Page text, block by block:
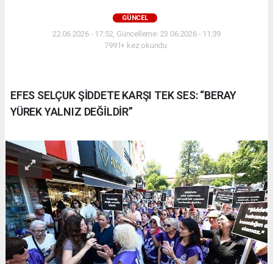
GÜNCEL
22.06.2026 - 17:52, Güncelleme: 23.06.2026 - 11:39
7991+ kez okundu.
EFES SELÇUK ŞİDDETE KARŞI TEK SES: “BERAY
YÜREK YALNIZ DEĞİLDİR”